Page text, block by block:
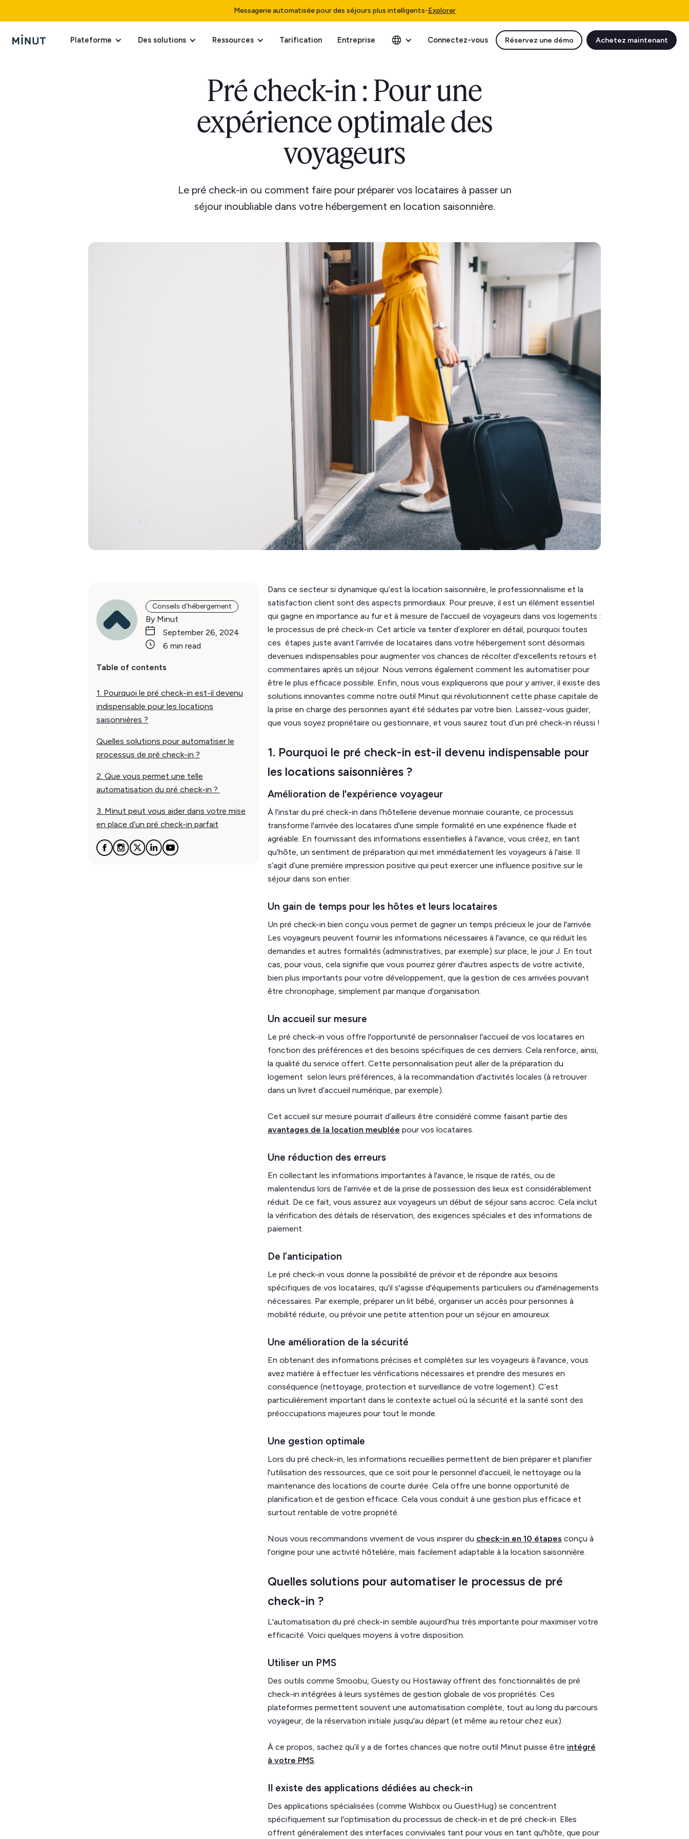
Messagerie automatisée pour des séjours plus intelligents-Explorer
Plateforme Des solutions Ressources Tarification Entreprise Connectez-vous Réservez une démo Achetez maintenant
Pré check-in : Pour une
expérience optimale des
voyageurs
Le pré check-in ou comment faire pour préparer vos locataires à passer un
séjour inoubliable dans votre hébergement en location saisonnière.
Conseils d'hébergement
By Minut
September 26, 2024
6 min read
Table of contents
1. Pourquoi le pré check-in est-il devenu
indispensable pour les locations
saisonnières ?
Quelles solutions pour automatiser le
processus de pré check-in ?
2. Que vous permet une telle
automatisation du pré check-in ?
3. Minut peut vous aider dans votre mise
en place d’un pré check-in parfait
Dans ce secteur si dynamique qu’est la location saisonnière, le professionnalisme et la
satisfaction client sont des aspects primordiaux. Pour preuve, il est un élément essentiel
qui gagne en importance au fur et à mesure de l'accueil de voyageurs dans vos logements :
le processus de pré check-in. Cet article va tenter d’explorer en détail, pourquoi toutes
ces étapes juste avant l’arrivée de locataires dans votre hébergement sont désormais
devenues indispensables pour augmenter vos chances de récolter d'excellents retours et
commentaires après un séjour. Nous verrons également comment les automatiser pour
être le plus efficace possible. Enfin, nous vous expliquerons que pour y arriver, il existe des
solutions innovantes comme notre outil Minut qui révolutionnent cette phase capitale de
la prise en charge des personnes ayant été séduites par votre bien. Laissez-vous guider,
que vous soyez propriétaire ou gestionnaire, et vous saurez tout d’un pré check-in réussi !
1. Pourquoi le pré check-in est-il devenu indispensable pour
les locations saisonnières ?
Amélioration de l'expérience voyageur
À l'instar du pré check-in dans l’hôtellerie devenue monnaie courante, ce processus
transforme l'arrivée des locataires d'une simple formalité en une expérience fluide et
agréable. En fournissant des informations essentielles à l'avance, vous créez, en tant
qu’hôte, un sentiment de préparation qui met immédiatement les voyageurs à l'aise. Il
s’agit d’une première impression positive qui peut exercer une influence positive sur le
séjour dans son entier.
Un gain de temps pour les hôtes et leurs locataires
Un pré check-in bien conçu vous permet de gagner un temps précieux le jour de l'arrivée.
Les voyageurs peuvent fournir les informations nécessaires à l'avance, ce qui réduit les
demandes et autres formalités (administratives, par exemple) sur place, le jour J. En tout
cas, pour vous, cela signifie que vous pourrez gérer d'autres aspects de votre activité,
bien plus importants pour votre développement, que la gestion de ces arrivées pouvant
être chronophage, simplement par manque d’organisation.
Un accueil sur mesure
Le pré check-in vous offre l'opportunité de personnaliser l'accueil de vos locataires en
fonction des préférences et des besoins spécifiques de ces derniers. Cela renforce, ainsi,
la qualité du service offert. Cette personnalisation peut aller de la préparation du
logement selon leurs préférences, à la recommandation d'activités locales (à retrouver
dans un livret d’accueil numérique, par exemple).
Cet accueil sur mesure pourrait d’ailleurs être considéré comme faisant partie des
avantages de la location meublée pour vos locataires.
Une réduction des erreurs
En collectant les informations importantes à l'avance, le risque de ratés, ou de
malentendus lors de l’arrivée et de la prise de possession des lieux est considérablement
réduit. De ce fait, vous assurez aux voyageurs un début de séjour sans accroc. Cela inclut
la vérification des détails de réservation, des exigences spéciales et des informations de
paiement.
De l’anticipation
Le pré check-in vous donne la possibilité de prévoir et de répondre aux besoins
spécifiques de vos locataires, qu'il s'agisse d'équipements particuliers ou d'aménagements
nécessaires. Par exemple, préparer un lit bébé, organiser un accès pour personnes à
mobilité réduite, ou prévoir une petite attention pour un séjour en amoureux.
Une amélioration de la sécurité
En obtenant des informations précises et complètes sur les voyageurs à l'avance, vous
avez matière à effectuer les vérifications nécessaires et prendre des mesures en
conséquence (nettoyage, protection et surveillance de votre logement). C’est
particulièrement important dans le contexte actuel où la sécurité et la santé sont des
préoccupations majeures pour tout le monde.
Une gestion optimale
Lors du pré check-in, les informations recueillies permettent de bien préparer et planifier
l'utilisation des ressources, que ce soit pour le personnel d'accueil, le nettoyage ou la
maintenance des locations de courte durée. Cela offre une bonne opportunité de
planification et de gestion efficace. Cela vous conduit à une gestion plus efficace et
surtout rentable de votre propriété.
Nous vous recommandons vivement de vous inspirer du check-in en 10 étapes conçu à
l'origine pour une activité hôtelière, mais facilement adaptable à la location saisonnière.
Quelles solutions pour automatiser le processus de pré
check-in ?
L'automatisation du pré check-in semble aujourd’hui très importante pour maximiser votre
efficacité. Voici quelques moyens à votre disposition.
Utiliser un PMS
Des outils comme Smoobu, Guesty ou Hostaway offrent des fonctionnalités de pré
check-in intégrées à leurs systèmes de gestion globale de vos propriétés. Ces
plateformes permettent souvent une automatisation complète, tout au long du parcours
voyageur, de la réservation initiale jusqu'au départ (et même au retour chez eux).
À ce propos, sachez qu’il y a de fortes chances que notre outil Minut puisse être intégré
à votre PMS.
Il existe des applications dédiées au check-in
Des applications spécialisées (comme Wishbox ou GuestHug) se concentrent
spécifiquement sur l'optimisation du processus de check-in et de pré check-in. Elles
offrent généralement des interfaces conviviales tant pour vous en tant qu'hôte, que pour